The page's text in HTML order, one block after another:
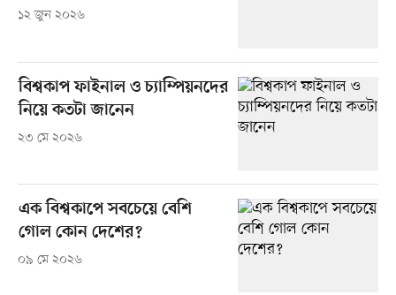
১২ জুন ২০২৬
বিশ্বকাপ ফাইনাল ও চ্যাম্পিয়নদের
নিয়ে কতটা জানেন
২৩ মে ২০২৬
এক বিশ্বকাপে সবচেয়ে বেশি
গোল কোন দেশের?
০৯ মে ২০২৬